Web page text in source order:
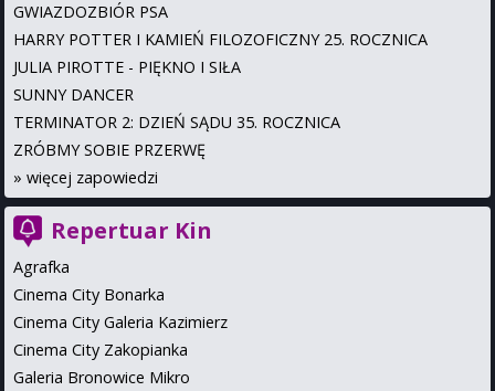
GWIAZDOZBIÓR PSA
HARRY POTTER I KAMIEŃ FILOZOFICZNY 25. ROCZNICA
JULIA PIROTTE - PIĘKNO I SIŁA
SUNNY DANCER
TERMINATOR 2: DZIEŃ SĄDU 35. ROCZNICA
ZRÓBMY SOBIE PRZERWĘ
» więcej zapowiedzi
Repertuar Kin
Agrafka
Cinema City Bonarka
Cinema City Galeria Kazimierz
Cinema City Zakopianka
Galeria Bronowice Mikro